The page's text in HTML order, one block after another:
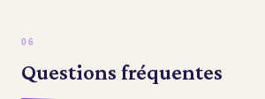
Questions fréquentes